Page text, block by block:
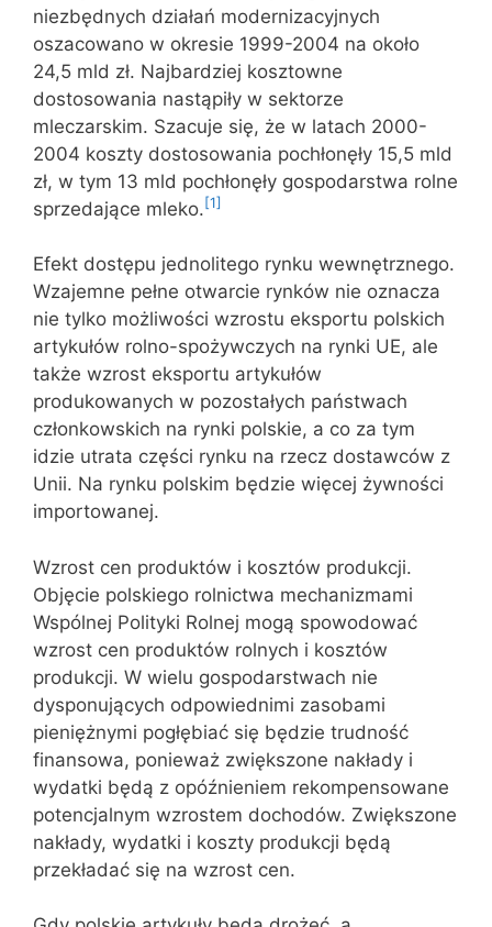
niezbędnych działań modernizacyjnych
oszacowano w okresie 1999-2004 na około
24,5 mld zł. Najbardziej kosztowne
dostosowania nastąpiły w sektorze
mleczarskim. Szacuje się, że w latach 2000-
2004 koszty dostosowania pochłonęły 15,5 mld
zł, w tym 13 mld pochłonęły gospodarstwa rolne
sprzedające mleko.[1]
Efekt dostępu jednolitego rynku wewnętrznego.
Wzajemne pełne otwarcie rynków nie oznacza
nie tylko możliwości wzrostu eksportu polskich
artykułów rolno-spożywczych na rynki UE, ale
także wzrost eksportu artykułów
produkowanych w pozostałych państwach
członkowskich na rynki polskie, a co za tym
idzie utrata części rynku na rzecz dostawców z
Unii. Na rynku polskim będzie więcej żywności
importowanej.
Wzrost cen produktów i kosztów produkcji.
Objęcie polskiego rolnictwa mechanizmami
Wspólnej Polityki Rolnej mogą spowodować
wzrost cen produktów rolnych i kosztów
produkcji. W wielu gospodarstwach nie
dysponujących odpowiednimi zasobami
pieniężnymi pogłębiać się będzie trudność
finansowa, ponieważ zwiększone nakłady i
wydatki będą z opóźnieniem rekompensowane
potencjalnym wzrostem dochodów. Zwiększone
nakłady, wydatki i koszty produkcji będą
przekładać się na wzrost cen.